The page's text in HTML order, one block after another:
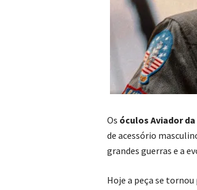
Os óculos Aviador da
de acessório
grandes guerras e a
Hoje a peça se